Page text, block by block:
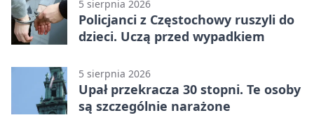
5 sierpnia 2026
Policjanci z Częstochowy ruszyli do
dzieci. Uczą przed wypadkiem
5 sierpnia 2026
Upał przekracza 30 stopni. Te osoby
są szczególnie narażone